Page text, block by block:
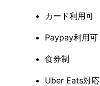
カード利用可
Paypay利用可
食券制
Uber Eats対応